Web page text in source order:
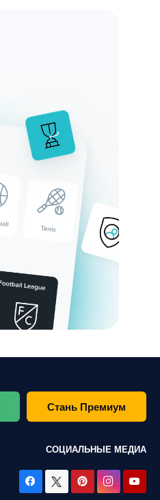
Стань Премиум
СОЦИАЛЬНЫЕ МЕДИА